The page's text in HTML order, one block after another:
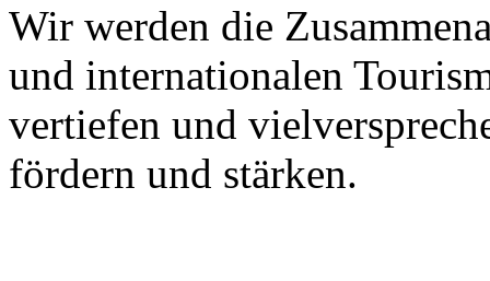
Wir werden die
und internationalen
vertiefen und
fördern und stärken.